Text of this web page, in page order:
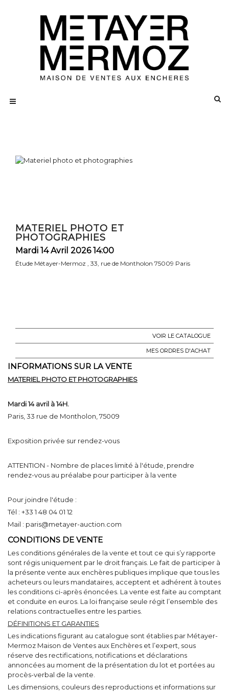
MATERIEL PHOTO ET
PHOTOGRAPHIES
Mardi 14 Avril 2026 14:00
Étude Métayer-Mermoz , 33, rue de Montholon 75009 Paris
VOIR LE CATALOGUE
MES ORDRES D'ACHAT
INFORMATIONS SUR LA VENTE
MATERIEL PHOTO ET PHOTOGRAPHIES
Mardi 14 avril à 14H.
Paris, 33 rue de Montholon, 75009
Exposition privée sur rendez-vous
ATTENTION - Nombre de places limité à l'étude, prendre
rendez-vous au préalabe pour participer à la vente
Pour joindre l'étude :
Tél : +33 1 48 04 01 12
Mail : paris@metayer-auction.com
CONDITIONS DE VENTE
Les conditions générales de la vente et tout ce qui s’y rapporte
sont régis uniquement par le droit français. Le fait de participer à
la présente vente aux enchères publiques implique que tous les
acheteurs ou leurs mandataires, acceptent et adhérent à toutes
les conditions ci-après énoncées. La vente est faite au comptant
et conduite en euros. La loi française seule régit l’ensemble des
relations contractuelles entre les parties.
DÉFINITIONS ET GARANTIES
Les indications figurant au catalogue sont établies par Métayer-
Mermoz Maison de Ventes aux Enchères et l’expert, sous
réserve des rectifications, notifications et déclarations
annoncées au moment de la présentation du lot et portées au
procès-verbal de la vente.
Les dimensions, couleurs des reproductions et informations sur